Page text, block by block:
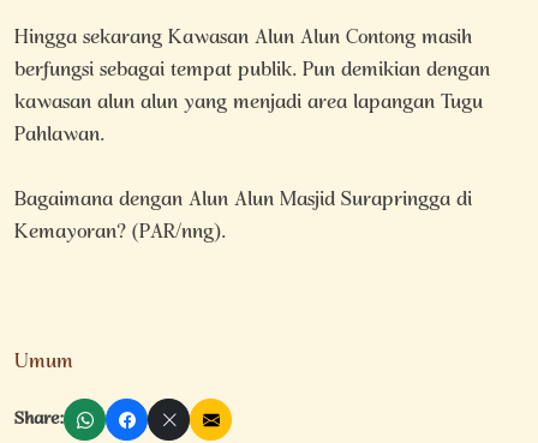
Hingga sekarang Kawasan Alun Alun Contong masih
berfungsi sebagai tempat publik. Pun demikian dengan
kawasan alun alun yang menjadi area lapangan Tugu
Pahlawan.
Bagaimana dengan Alun Alun Masjid Surapringga di
Kemayoran? (PAR/nng).
Umum
Share: